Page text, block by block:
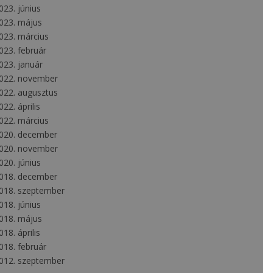
június
május
március
február
január
november
augusztus
április
március
december
november
június
december
szeptember
június
május
április
február
szeptember